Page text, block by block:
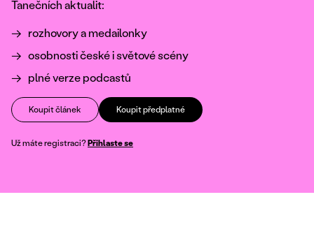
Tanečních aktualit:
rozhovory a medailonky
osobnosti české i světové scény
plné verze podcastů
Koupit článek Koupit předplatné
Už máte registraci?Přihlaste se